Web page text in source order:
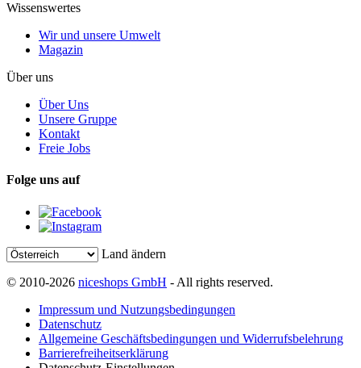
Wissenswertes
Wir und unsere Umwelt
Magazin
Über uns
Über Uns
Unsere Gruppe
Kontakt
Freie Jobs
Folge uns auf
Land ändern
© 2010-2026 niceshops GmbH - All rights reserved.
Impressum und Nutzungsbedingungen
Datenschutz
Allgemeine Geschäftsbedingungen und Widerrufsbelehrung
Barrierefreiheitserklärung